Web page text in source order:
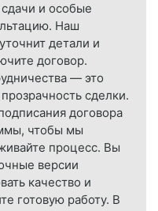
и особые
Наш
детали и
договор.
— это
сделки.
договора
чтобы мы
процесс. Вы
версии
качество и
готовую работу. В